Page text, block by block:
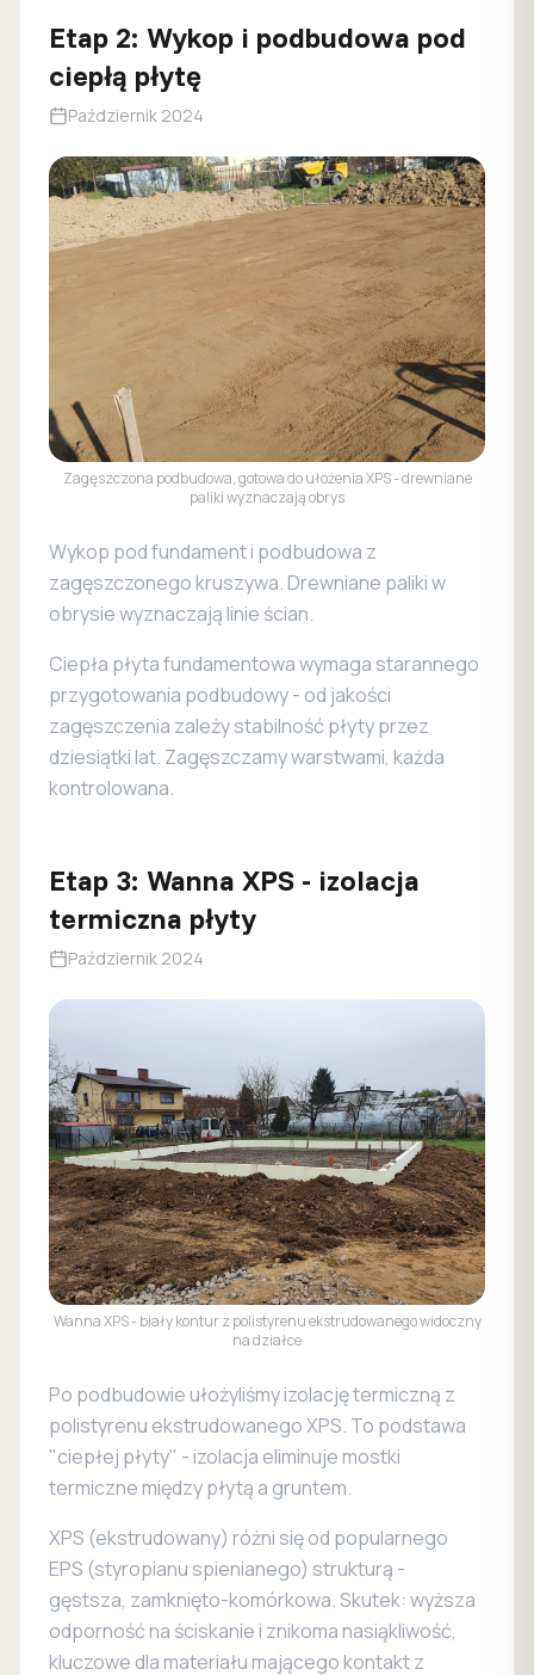
Etap 2: Wykop i podbudowa pod
ciepłą płytę
Październik 2024
Zagęszczona podbudowa, gotowa do ułożenia XPS - drewniane
paliki wyznaczają obrys
Wykop pod fundament i podbudowa z
zagęszczonego kruszywa. Drewniane paliki w
obrysie wyznaczają linie ścian.
Ciepła płyta fundamentowa wymaga starannego
przygotowania podbudowy - od jakości
zagęszczenia zależy stabilność płyty przez
dziesiątki lat. Zagęszczamy warstwami, każda
kontrolowana.
Etap 3: Wanna XPS - izolacja
termiczna płyty
Październik 2024
Wanna XPS - biały kontur z polistyrenu ekstrudowanego widoczny
na działce
Po podbudowie ułożyliśmy izolację termiczną z
polistyrenu ekstrudowanego XPS. To podstawa
"ciepłej płyty" - izolacja eliminuje mostki
termiczne między płytą a gruntem.
XPS (ekstrudowany) różni się od popularnego
EPS (styropianu spienianego) strukturą -
gęstsza, zamknięto-komórkowa. Skutek: wyższa
odporność na ściskanie i znikoma nasiąkliwość,
kluczowe dla materiału mającego kontakt z